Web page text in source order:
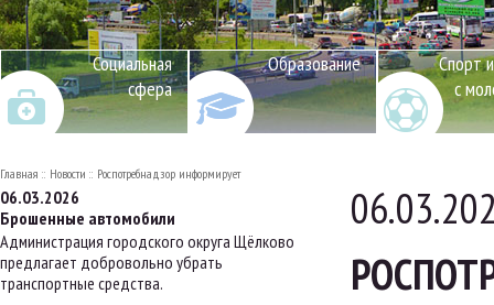
Социальная
сфера
Образование
Спорт
с
Главная Новости Роспотребнадзор информирует
06.03.2026
Брошенные автомобили
Администрация городского округа Щёлково
предлагает добровольно убрать
транспортные средства.